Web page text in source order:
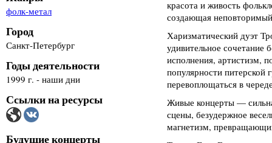
фолк-метал
Город
Санкт-Петербург
Годы деятельности
1999 г. - наши дни
Ссылки на ресурсы
Будущие концерты
красота и живость
создающая
Харизматический дуэт
удивительное сочетание
исполнения, артистизм,
популярности питерской
перевоплощаться в
Живые концерты —
сцены, безудержное
магнетизм,